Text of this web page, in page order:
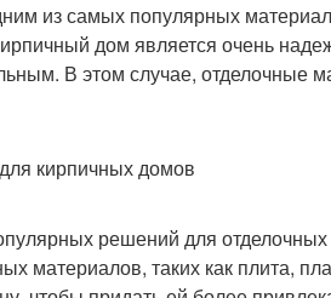
из самых популярных
дом является очень
В этом случае, отделочные
кирпичных домов
решений для
материалов, таких как плита,